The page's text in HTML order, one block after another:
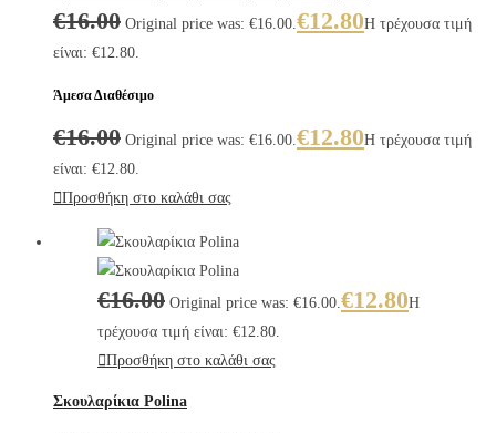
€16.00 Original price was: €16.00.€12.80Η τρέχουσα τιμή
είναι: €12.80.
Άμεσα Διαθέσιμο
€16.00 Original price was: €16.00.€12.80Η τρέχουσα τιμή
είναι: €12.80.
Προσθήκη στο καλάθι σας
€16.00 Original price was: €16.00.€12.80Η
τρέχουσα τιμή είναι: €12.80.
Προσθήκη στο καλάθι σας
Σκουλαρίκια Polina